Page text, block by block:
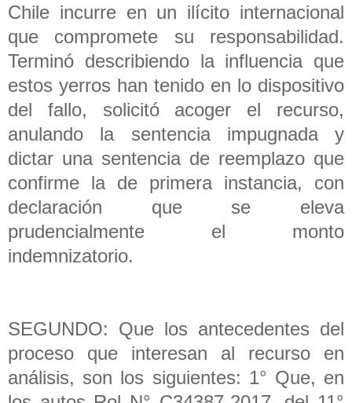
Chile incurre en un ilícito internacional
que compromete su responsabilidad.
Terminó describiendo la influencia que
estos yerros han tenido en lo dispositivo
del fallo, solicitó acoger el recurso,
anulando la sentencia impugnada y
dictar una sentencia de reemplazo que
confirme la de primera instancia, con
declaración que se eleva
prudencialmente el monto
indemnizatorio.
SEGUNDO: Que los antecedentes del
proceso que interesan al recurso en
análisis, son los siguientes: 1° Que, en